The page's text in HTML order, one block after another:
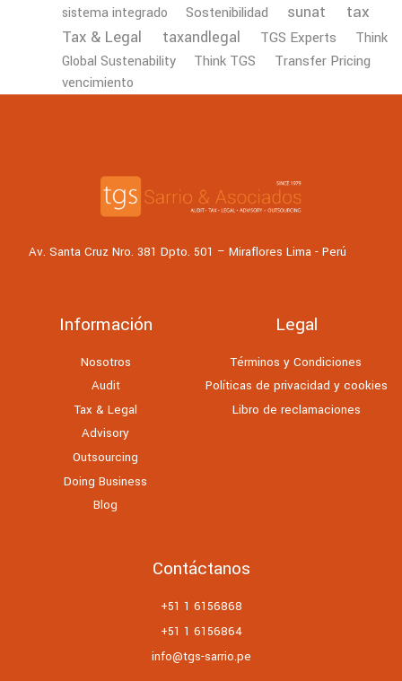
sistema integrado
Sostenibilidad sunat
tax
Tax & Legal
taxandlegal TGS Experts
Think
Global Sustenability
Think TGS Transfer Pricing
vencimiento
Av. Santa Cruz Nro. 381 Dpto. 501 – Miraflores Lima - Perú
Información
Nosotros
Audit
Tax & Legal
Advisory
Outsourcing
Doing Business
Blog
Legal
Términos y Condiciones
Políticas de privacidad y cookies
Libro de reclamaciones
Contáctanos
+51 1 6156868
+51 1 6156864
info@tgs-sarrio.pe